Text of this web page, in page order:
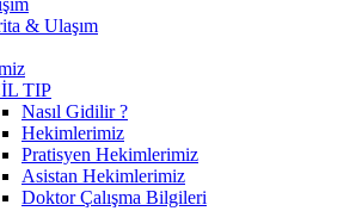
& Ulaşım
TIP
Nasıl Gidilir ?
Hekimlerimiz
Pratisyen Hekimlerimiz
Asistan Hekimlerimiz
Doktor Çalışma Bilgileri